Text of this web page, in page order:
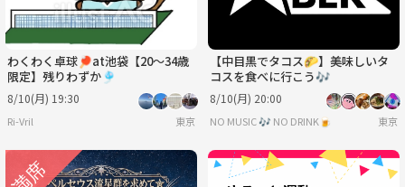
わくわく卓球🏓at池袋【20〜34歳
限定】残りわずか🎐
8/10(月) 19:30
Ri-Vril 東京
【中目黒でタコス🌮】美味しいタ
コスを食べに行こう🎶
8/10(月) 20:00
NO MUSIC 🎶 NO DRINK🍺 東京